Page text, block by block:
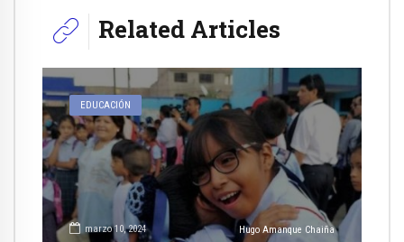
Related Articles
EDUCACIÓN
marzo 10, 2024 Hugo Amanque Chaiña